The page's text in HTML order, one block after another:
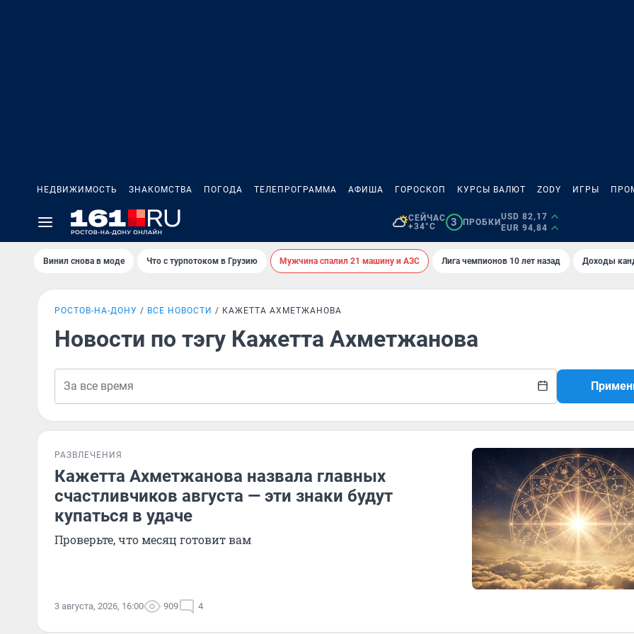
НЕДВИЖИМОСТЬ ЗНАКОМСТВА ПОГОДА ТЕЛЕПРОГРАММА АФИША ГОРОСКОП КУРСЫ ВАЛЮТ ZODY ИГРЫ
СЕЙЧАС
+34°C
3 ПРОБКИ
USD 82,17
EUR 94,84
Винил снова в моде Что с турпотоком в Грузию Мужчина спалил 21 машину и АЗС Лига чемпионов 10 лет назад Доходы
РОСТОВ-НА-ДОНУ ВСЕ НОВОСТИ КАЖЕТТА АХМЕТЖАНОВА
Новости по тэгу Кажетта Ахметжанова
РАЗВЛЕЧЕНИЯ
Кажетта Ахметжанова назвала главных
счастливчиков августа — эти знаки будут
купаться в удаче
Проверьте, что месяц готовит вам
3 августа, 2026, 16:00 909 4